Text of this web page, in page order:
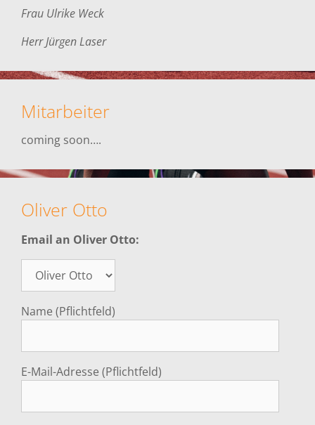
Frau Ulrike Weck
Herr Jürgen Laser
Mitarbeiter
coming soon….
Oliver Otto
Email an Oliver Otto:
Name (Pflichtfeld)
E-Mail-Adresse (Pflichtfeld)